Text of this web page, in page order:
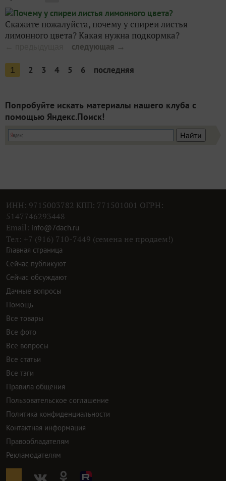
Скажите пожалуйста, почему у спиреи листья
лимонного цвета? Какая нужна подкормка?
следующая →
1 2 3 4 5 6 последняя
Попробуйте искать материалы нашего клуба с
помощью Яндекс.Поиск!
ИНН: 9715003782 КПП: 771501001 ОГРН:
5147746293448
Email: info@7dach.ru
Тел: +7 (916) 710-7449 (семена не продаем!)
Главная страница
Сейчас публикуют
Сейчас обсуждают
Дачные вопросы
Помощь
Все товары
Все фото
Все вопросы
Все статьи
Все тэги
Правила общения
Пользовательское соглашение
Политика конфиденциальности
Контактная информация
Правообладателям
Рекламодателям